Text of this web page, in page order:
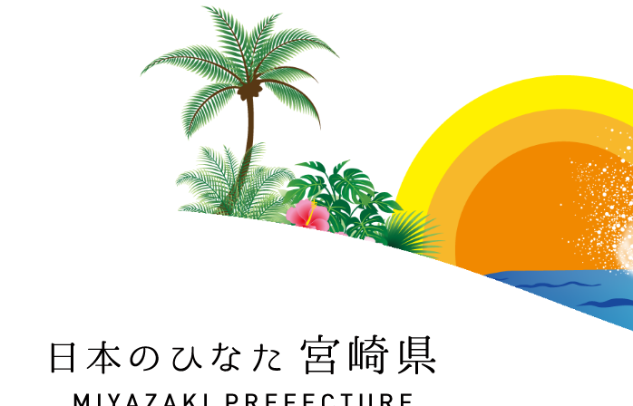
日本のひなた 宮崎県 MIYAZAKI PREFECTURE